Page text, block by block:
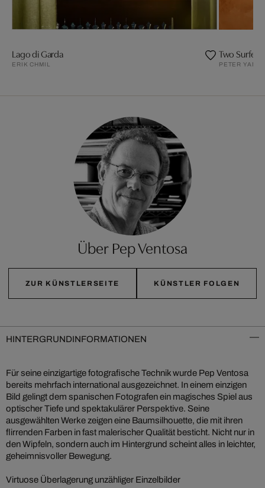
Lago di Garda
ERIK CHMIL
Two Surfers
PETER YAN
Über Pep Ventosa
ZUR KÜNSTLERSEITE KÜNSTLER FOLGEN
HINTERGRUNDINFORMATIONEN
Für seine einzigartige fotografische Technik wurde Pep Ventosa
bereits mehrfach international ausgezeichnet. In einem einzigen
Bild gelingt dem spanischen Fotografen ein magisches Spiel aus
optischer Tiefe und spektakulärer Perspektive. Seine
ausgewählten Werke zeigen eine Baumsilhouette, die mit ihren
flirrenden Farben in fast malerischer Qualität besticht. Nicht nur in
den Wipfeln, sondern auch im Hintergrund scheint alles in leichter,
geheimnisvoller Bewegung.
Virtuose Überlagerung unzähliger Einzelbilder